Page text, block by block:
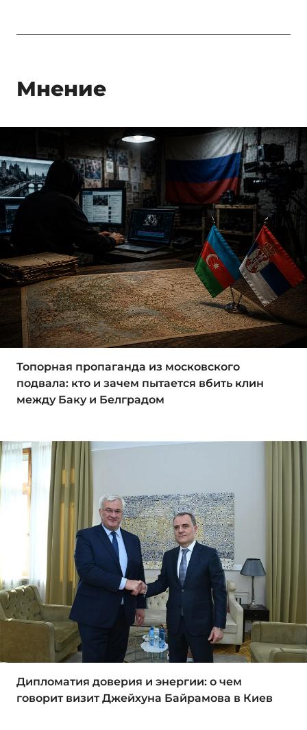
Мнение
Топорная пропаганда из московского
подвала: кто и зачем пытается вбить клин
между Баку и Белградом
Дипломатия доверия и энергии: о чем
говорит визит Джейхуна Байрамова в Киев